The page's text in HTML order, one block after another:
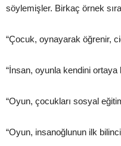
söylemişler. Birkaç örnek
“Çocuk, oynayarak öğrenir,
“İnsan, oyunla kendini ortaya
“Oyun, çocukları sosyal
“Oyun, insanoğlunun ilk